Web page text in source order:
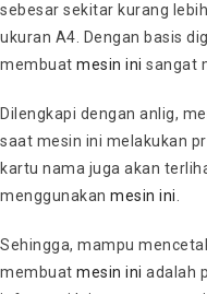
sebesar sekitar kurang
ukuran A4. Dengan basis
membuat mesin ini sangat
Dilengkapi dengan anlig,
saat mesin ini melakukan
kartu nama juga akan
menggunakan mesin ini
Sehingga, mampu
membuat mesin ini adalah